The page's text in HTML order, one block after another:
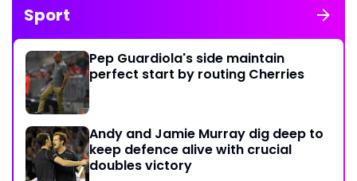
Sport
Pep Guardiola's side maintain
perfect start by routing Cherries
Andy and Jamie Murray dig deep to
keep defence alive with crucial
doubles victory